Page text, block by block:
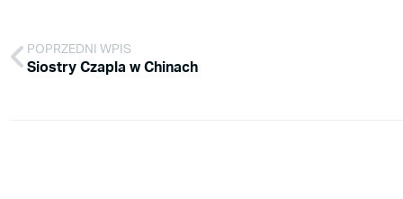
POPRZEDNI WPIS
Siostry Czapla w Chinach